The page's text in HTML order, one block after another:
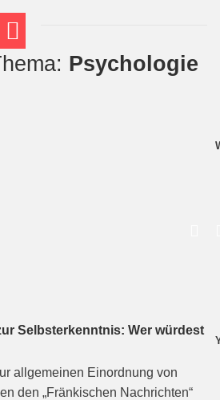
Psychologie
Selbsterkenntnis: Wer würdest
allgemeinen Einordnung von
den „Fränkischen Nachrichten“